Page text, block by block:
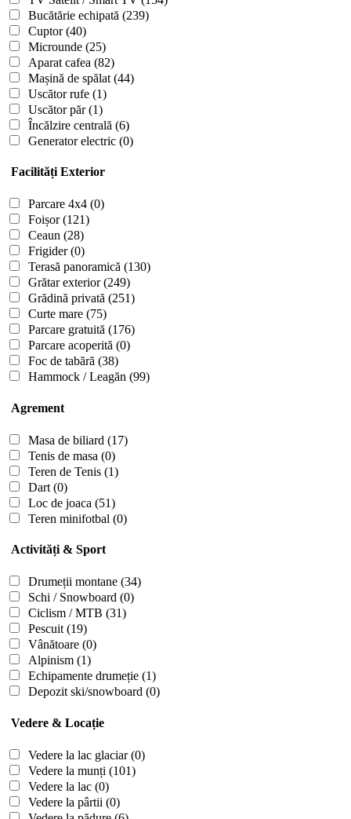
Bucătărie echipată (239)
Cuptor(40)
Microunde (25)
Aparat cafea (82)
Mașină de spălat (44)
Uscător rufe (1)
Uscător păr(1)
Încălzire centrală (6)
Generator electric (0)
Facilități Exterior
Parcare 4x4 (0)
Foișor(121)
Ceaun (28)
Frigider(0)
Terasă panoramică (130)
Grătar exterior(249)
Grădină privată (251)
Curte mare (75)
Parcare gratuită (176)
Parcare acoperită (0)
Foc de tabără (38)
Hammock / Leagăn (99)
Agrement
Masa de biliard (17)
Tenis de masa (0)
Teren de Tenis (1)
Dart (0)
Loc de joaca (51)
Teren minifotbal (0)
Activități & Sport
Drumeții montane (34)
Schi / Snowboard (0)
Ciclism / MTB (31)
Pescuit(19)
Vânătoare (0)
Alpinism (1)
Echipamente drumeție (1)
Depozit ski/snowboard (0)
Vedere & Locație
Vedere la lac glaciar(0)
Vedere la munți (101)
Vedere la lac (0)
Vedere la pârtii (0)